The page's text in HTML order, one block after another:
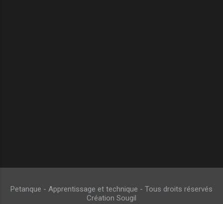
Petanque - Apprentissage et technique - Tous droits réservés
Création Sougil